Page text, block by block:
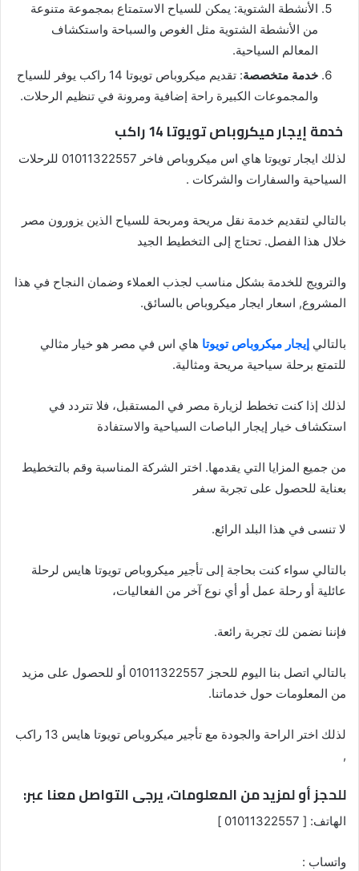
الأنشطة الشتوية: يمكن للسياح الاستمتاع بمجموعة متنوعة
من الأنشطة الشتوية مثل الغوص والسباحة واستكشاف
المعالم السياحية.
خدمة متخصصة
: تقديم ميكروباص تويوتا 14 راكب يوفر للسياح
والمجموعات الكبيرة راحة إضافية ومرونة في تنظيم الرحلات.
خدمة إيجار ميكروباص تويوتا 14 راكب
لذلك ايجار تويوتا هاي اس ميكروباص فاخر 01011322557 للرحلات
السياحية والسفارات والشركات .
بالتالي لتقديم خدمة نقل مريحة ومربحة للسياح الذين يزورون مصر
خلال هذا الفصل. تحتاج إلى التخطيط الجيد
والترويج للخدمة بشكل مناسب لجذب العملاء وضمان النجاح في هذا
المشروع, اسعار ايجار ميكروباص بالسائق.
بالتالي إيجار ميكروباص تويوتا هاي اس في مصر هو خيار مثالي
للتمتع برحلة سياحية مريحة ومثالية.
لذلك إذا كنت تخطط لزيارة مصر في المستقبل، فلا تتردد في
استكشاف خيار إيجار الباصات السياحية والاستفادة
من جميع المزايا التي يقدمها. اختر الشركة المناسبة وقم بالتخطيط
بعناية للحصول على تجربة سفر
لا تنسى في هذا البلد الرائع.
بالتالي سواء كنت بحاجة إلى تأجير ميكروباص تويوتا هايس لرحلة
عائلية أو رحلة عمل أو أي نوع آخر من الفعاليات،
فإننا نضمن لك تجربة رائعة.
بالتالي اتصل بنا اليوم للحجز 01011322557 أو للحصول على مزيد
من المعلومات حول خدماتنا.
لذلك اختر الراحة والجودة مع تأجير ميكروباص تويوتا هايس 13 راكب
,
للحجز أو لمزيد من المعلومات، يرجى التواصل معنا عبر:
الهاتف: [ 01011322557 ]
واتساب :